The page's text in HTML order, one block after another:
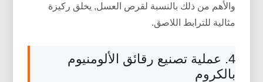
والأهم من ذلك بالنسبة لقرص العسل, يخلق ركيزة
مثالية للترابط اللاصق.
4. عملية تصنيع رقائق الألومنيوم
بالكروم